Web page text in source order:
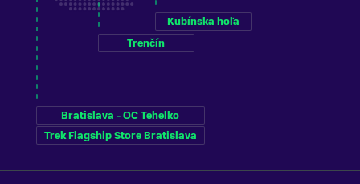
Bratislava - OC Tehelko
Trek Flagship Store Bratislava
Trenčín
Kubínska hoľa